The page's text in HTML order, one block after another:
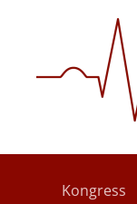
Zum
Kongress